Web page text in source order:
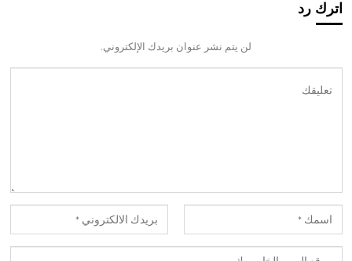
اترك رد
لن يتم نشر عنوان بريدك الإلكتروني.